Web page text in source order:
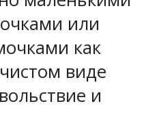
или
как
виде
и